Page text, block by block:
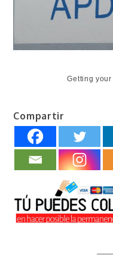
Getting your
Compartir